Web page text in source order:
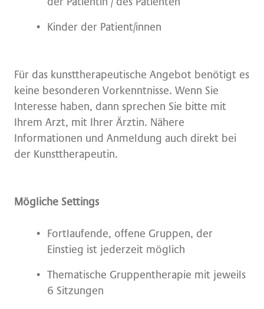
Kinder der Patient/innen
Für das kunsttherapeutische Angebot benötigt es
keine besonderen Vorkenntnisse. Wenn Sie
Interesse haben, dann sprechen Sie bitte mit
Ihrem Arzt, mit Ihrer Ärztin. Nähere
Informationen und Anmeldung auch direkt bei
der Kunsttherapeutin.
Mögliche Settings
Fortlaufende, offene Gruppen, der
Einstieg ist jederzeit möglich
Thematische Gruppentherapie mit jeweils
6 Sitzungen